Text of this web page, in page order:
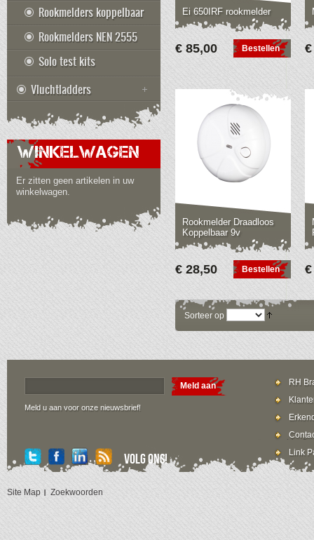
Ei 650IRF rookmelder
€ 85,00 Bestellen
Rookmelder Draadloos
Koppelbaar 9v
€ 28,50 Bestellen
Sorteer op
Rookmelders koppelbaar
Rookmelders NEN 2555
Solo test kits
Vluchtladders
WINKELWAGEN
Er zitten geen artikelen in uw
winkelwagen.
Meld aan
Meld u aan voor onze nieuwsbrief!
RH
Link
Volg ons!
Site Map Zoekwoorden